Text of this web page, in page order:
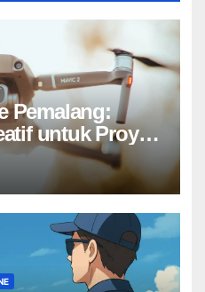
Pemalang:
untuk Proyek
】